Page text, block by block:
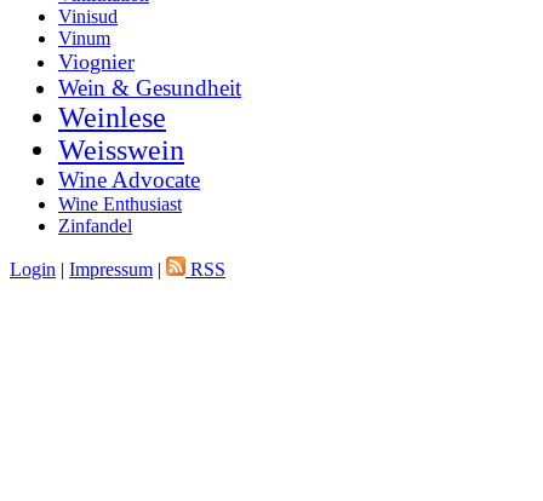
Vinisud
Vinum
Viognier
Wein & Gesundheit
Weinlese
Weisswein
Wine Advocate
Wine Enthusiast
Zinfandel
Login | Impressum | RSS